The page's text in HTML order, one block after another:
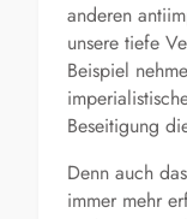
anderen
unsere tiefe
Beispiel
Beseitigung
Denn auch
immer mehr